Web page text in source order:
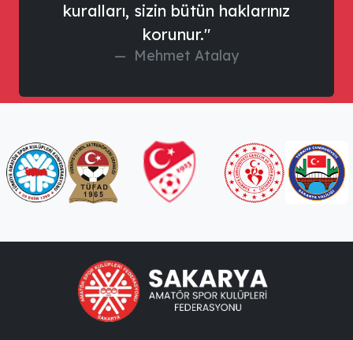
kuralları, sizin bütün haklarınız
korunur."
Mehmet Atalay